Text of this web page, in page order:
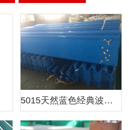
5015天然蓝色经典波形防护栏